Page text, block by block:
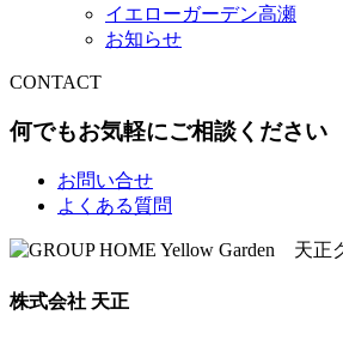
イエローガーデン高瀬
お知らせ
CONTACT
何でもお気軽にご相談ください
お問い合せ
よくある質問
株式会社 天正